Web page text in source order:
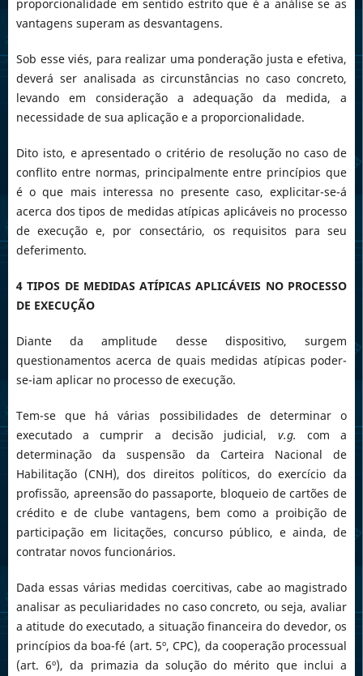
proporcionalidade em sentido estrito que é a análise se as
vantagens superam as desvantagens.
Sob esse viés, para realizar uma ponderação justa e efetiva,
deverá ser analisada as circunstâncias no caso concreto,
levando em consideração a adequação da medida, a
necessidade de sua aplicação e a proporcionalidade.
Dito isto, e apresentado o critério de resolução no caso de
conflito entre normas, principalmente entre princípios que
é o que mais interessa no presente caso, explicitar-se-á
acerca dos tipos de medidas atípicas aplicáveis no processo
de execução e, por consectário, os requisitos para seu
deferimento.
4 TIPOS DE MEDIDAS ATÍPICAS APLICÁVEIS NO PROCESSO
DE EXECUÇÃO
Diante da amplitude desse dispositivo, surgem
questionamentos acerca de quais medidas atípicas poder-
se-iam aplicar no processo de execução.
Tem-se que há várias possibilidades de determinar o
executado a cumprir a decisão judicial, v.g. com a
determinação da suspensão da Carteira Nacional de
Habilitação (CNH), dos direitos políticos, do exercício da
profissão, apreensão do passaporte, bloqueio de cartões de
crédito e de clube vantagens, bem como a proibição de
participação em licitações, concurso público, e ainda, de
contratar novos funcionários.
Dada essas várias medidas coercitivas, cabe ao magistrado
analisar as peculiaridades no caso concreto, ou seja, avaliar
a atitude do executado, a situação financeira do devedor, os
princípios da boa-fé (art. 5º, CPC), da cooperação processual
(art. 6º), da primazia da solução do mérito que inclui a